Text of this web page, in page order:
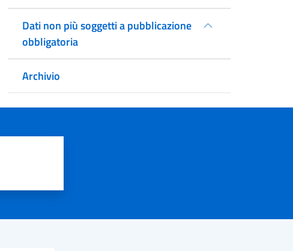
Dati non più soggetti a pubblicazione
obbligatoria
Archivio